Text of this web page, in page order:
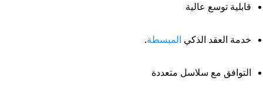
توسع عالية
العقد الذكيالمبسطة.
مع سلاسل متعددة